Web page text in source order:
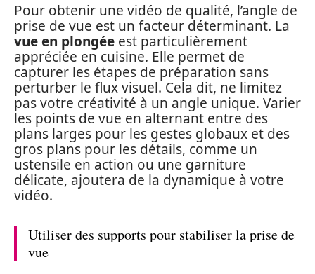
Pour obtenir une vidéo de qualité, l’angle de
prise de vue est un facteur déterminant. La
vue en plongée est particulièrement
appréciée en cuisine. Elle permet de
capturer les étapes de préparation sans
perturber le flux visuel. Cela dit, ne limitez
pas votre créativité à un angle unique. Varier
les points de vue en alternant entre des
plans larges pour les gestes globaux et des
gros plans pour les détails, comme un
ustensile en action ou une garniture
délicate, ajoutera de la dynamique à votre
vidéo.
Utiliser des supports pour stabiliser la prise de
vue